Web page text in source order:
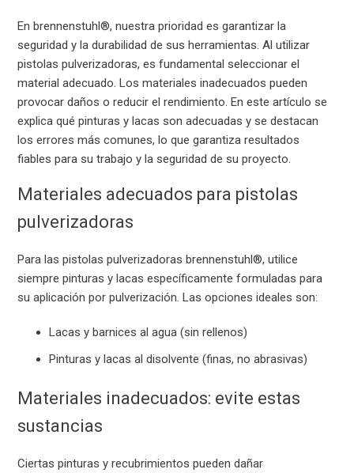
En brennenstuhl®, nuestra prioridad es garantizar la
seguridad y la durabilidad de sus herramientas. Al utilizar
pistolas pulverizadoras, es fundamental seleccionar el
material adecuado. Los materiales inadecuados pueden
provocar daños o reducir el rendimiento. En este artículo se
explica qué pinturas y lacas son adecuadas y se destacan
los errores más comunes, lo que garantiza resultados
fiables para su trabajo y la seguridad de su proyecto.
Materiales adecuados para pistolas
pulverizadoras
Para las pistolas pulverizadoras brennenstuhl®, utilice
siempre pinturas y lacas específicamente formuladas para
su aplicación por pulverización. Las opciones ideales son:
Lacas y barnices al agua (sin rellenos)
Pinturas y lacas al disolvente (finas, no abrasivas)
Materiales inadecuados: evite estas
sustancias
Ciertas pinturas y recubrimientos pueden dañar